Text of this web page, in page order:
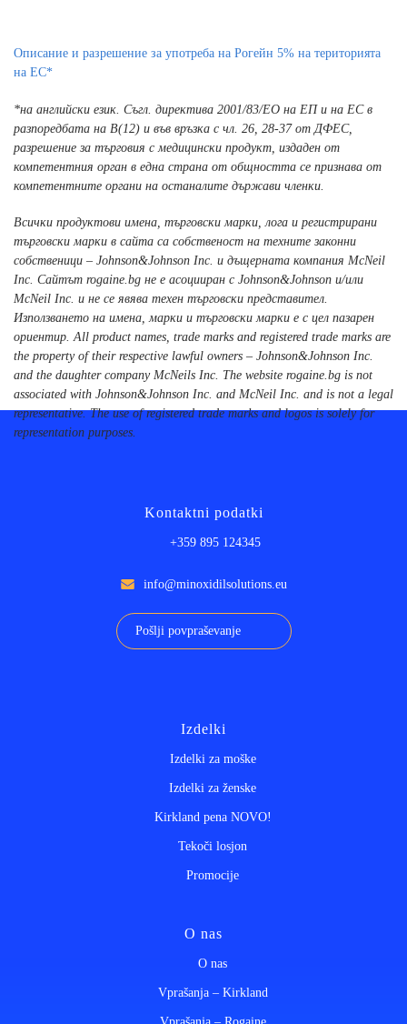
Описание и разрешение за употреба на Рогейн 5% на територията
на ЕС*
*на английски език. Съгл. директива 2001/83/ЕО на ЕП и на ЕС в
разпоредбата на В(12) и във връзка с чл. 26, 28-37 от ДФЕС,
разрешение за търговия с медицински продукт, издаден от
компетентния орган в една страна от общността се признава от
компетентните органи на останалите държави членки.
Всички продуктови имена, търговски марки, лога и регистрирани
търговски марки в сайта са собственост на техните законни
собственици – Johnson&Johnson Inc. и дъщерната компания McNeil
Inc. Сайтът rogaine.bg не е асоцииран с Johnson&Johnson и/или
McNeil Inc. и не се явява техен търговски представител.
Използването на имена, марки и търговски марки е с цел пазарен
ориентир. All product names, trade marks and registered trade marks are
the property of their respective lawful owners – Johnson&Johnson Inc.
and the daughter company McNeils Inc. The website rogaine.bg is not
associated with Johnson&Johnson Inc. and McNeil Inc. and is not a legal
representative. The use of registered trade marks and logos is solely for
representation purposes.
Kontaktni podatki
+359 895 124345
info@minoxidilsolutions.eu
Pošlji povpraševanje
Izdelki
Izdelki za moške
Izdelki za ženske
Kirkland pena NOVO!
Tekoči losjon
Promocije
O nas
O nas
Vprašanja – Kirkland